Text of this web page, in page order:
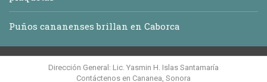
Puños cananenses brillan en Caborca
Dirección General: Lic. Yasmin H. Islas Santamaría
Contáctenos en Cananea, Sonora